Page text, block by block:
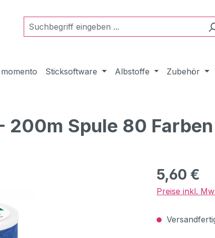
Sticksoftware Albstoffe Zubehör
200m Spule 80 Farben
Regulärer Preis:
5,60 €
Preise inkl.